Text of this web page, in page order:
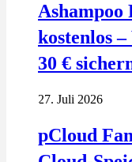
Ashampoo
kostenlos
30 €
27. Juli 2026
pCloud